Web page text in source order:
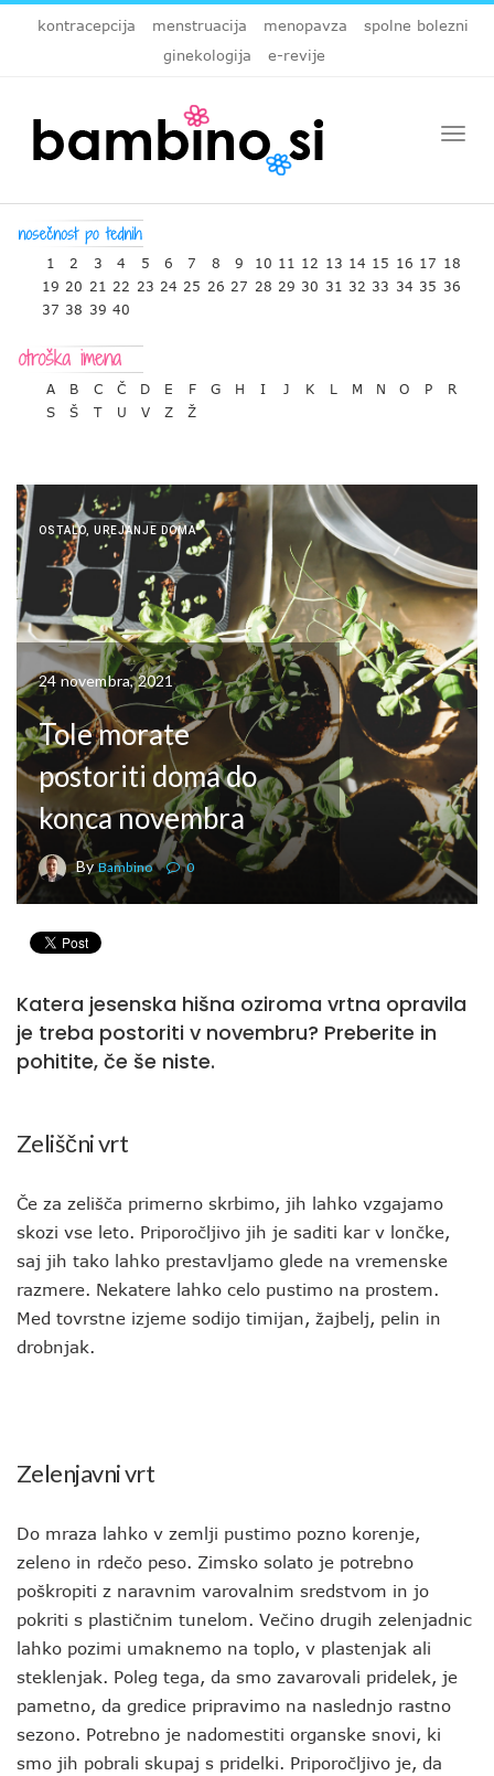
kontracepcija menstruacija menopavza
spolne bolezni
ginekologija
e-revije
1 2 3 4 5 6 7 8 9 10 11 12 13 14 15 16 17 18
19 20 21 22 23 24 25 26 27 28 29 30 31 32 33 34 35 36
37 38 39 40
A B C Č D E F G H I J K L M N O P
R
S
Š T U V Z Ž
OSTALO UREJANJE DOMA
24 novembra, 2021
Tole morate
postoriti doma do
konca novembra
ByBambino 0
Katera jesenska hišna oziroma vrtna opravila
je treba postoriti v novembru? Preberite in
pohitite, če še niste.
Zeliščni vrt
Če za zelišča primerno skrbimo, jih lahko vzgajamo
skozi vse leto. Priporočljivo jih je saditi kar v lončke,
saj jih tako lahko prestavljamo glede na vremenske
razmere. Nekatere lahko celo pustimo na prostem.
Med tovrstne izjeme sodijo timijan, žajbelj, pelin in
drobnjak.
Zelenjavni vrt
Do mraza lahko v zemlji pustimo pozno korenje,
zeleno in rdečo peso. Zimsko solato je potrebno
poškropiti z naravnim varovalnim sredstvom in jo
pokriti s plastičnim tunelom. Večino drugih zelenjadnic
lahko pozimi umaknemo na toplo, v plastenjak ali
steklenjak. Poleg tega, da smo zavarovali pridelek, je
pametno, da gredice pripravimo na naslednjo rastno
sezono. Potrebno je nadomestiti organske snovi, ki
smo jih pobrali skupaj s pridelki. Priporočljivo je, da